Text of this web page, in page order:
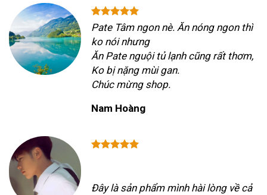
Pate Tâm ngon nè. Ăn nóng ngon thì
ko nói nhưng
Ăn Pate nguội tủ lạnh cũng rất thơm,
Ko bị nặng mùi gan.
Chúc mừng shop.
Nam Hoàng
Đây là sản phẩm mình hài lòng về cả